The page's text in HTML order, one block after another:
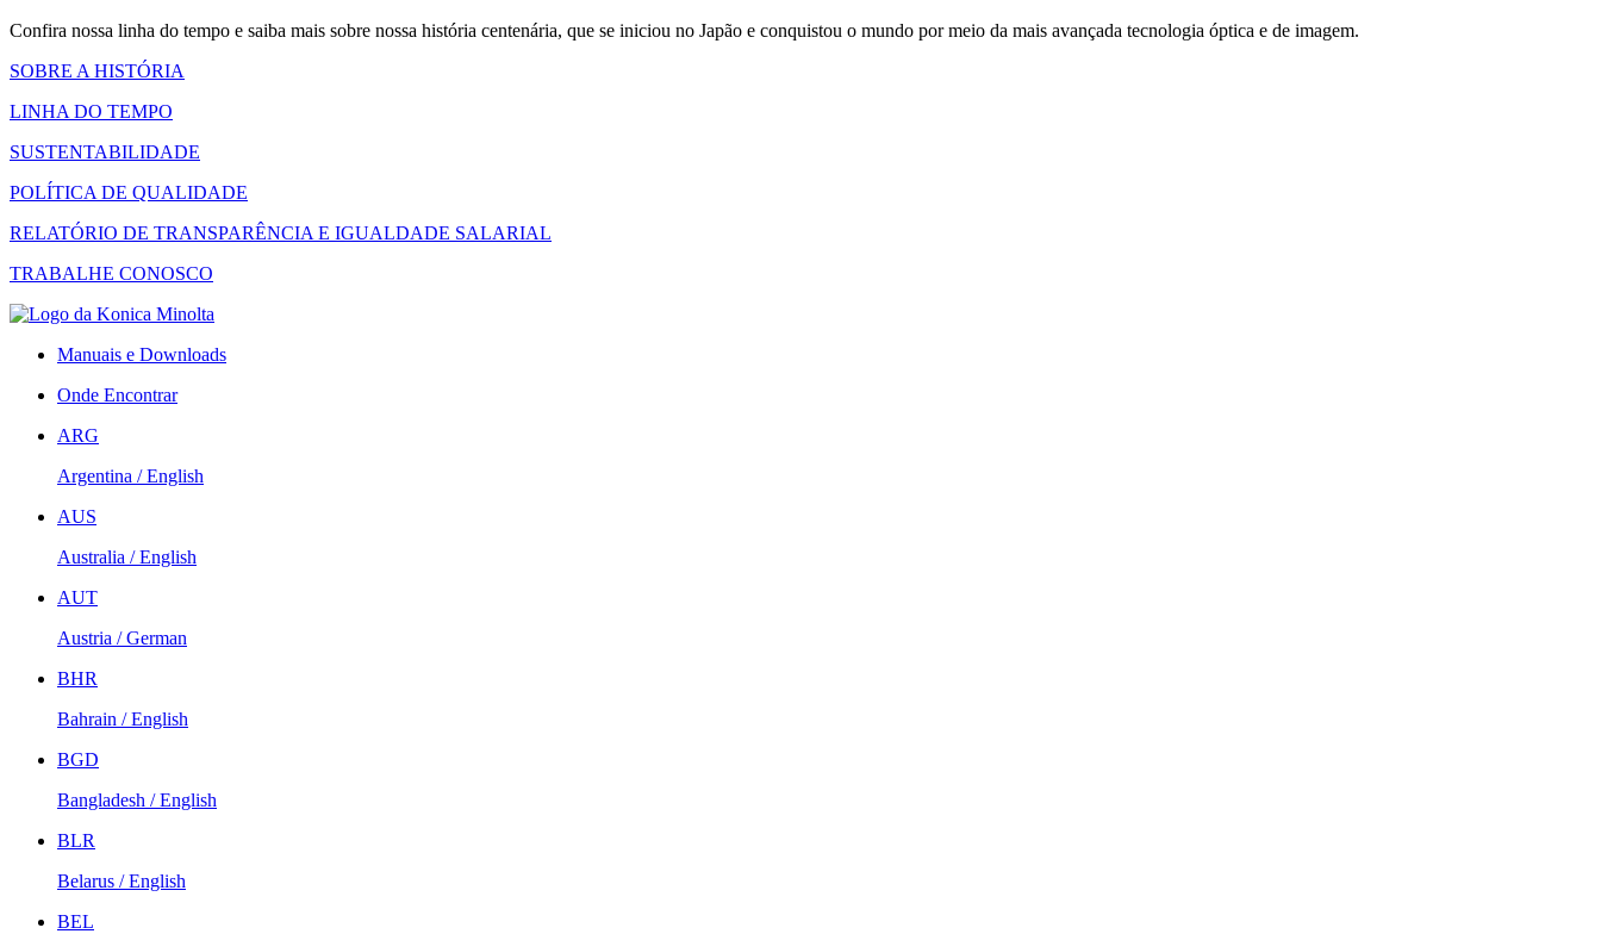
Confira nossa linha do tempo e saiba mais sobre nossa história centenária, que se iniciou no Japão e conquistou o mundo por meio da mais avançada tecnologia óptica e de imagem.
SOBRE A HISTÓRIA
LINHA DO TEMPO
SUSTENTABILIDADE
POLÍTICA DE QUALIDADE
RELATÓRIO DE TRANSPARÊNCIA E IGUALDADE SALARIAL
TRABALHE CONOSCO
Manuais e Downloads
Onde Encontrar
ARG
Argentina / English
AUS
Australia / English
AUT
Austria / German
BHR
Bahrain / English
BGD
Bangladesh / English
BLR
Belarus / English
BEL